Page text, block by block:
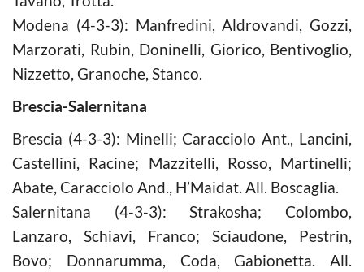
Modena (4-3-3): Manfredini, Aldrovandi, Gozzi,
Marzorati, Rubin, Doninelli, Giorico, Bentivoglio,
Nizzetto, Granoche, Stanco.
Brescia-Salernitana
Brescia (4-3-3): Minelli; Caracciolo Ant., Lancini,
Castellini, Racine; Mazzitelli, Rosso, Martinelli;
Abate, Caracciolo And., H’Maidat. All. Boscaglia.
Salernitana (4-3-3): Strakosha; Colombo,
Lanzaro, Schiavi, Franco; Sciaudone, Pestrin,
Bovo; Donnarumma, Coda, Gabionetta. All.